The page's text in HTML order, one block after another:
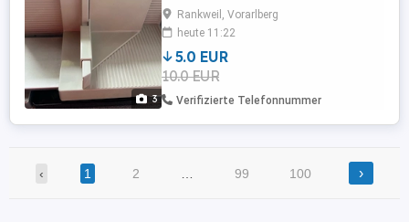
3
Rankweil, Vorarlberg
heute 11:22
5.0 EUR
10.0 EUR
Verifizierte Telefonnummer
‹ 1 2 99 100 ›